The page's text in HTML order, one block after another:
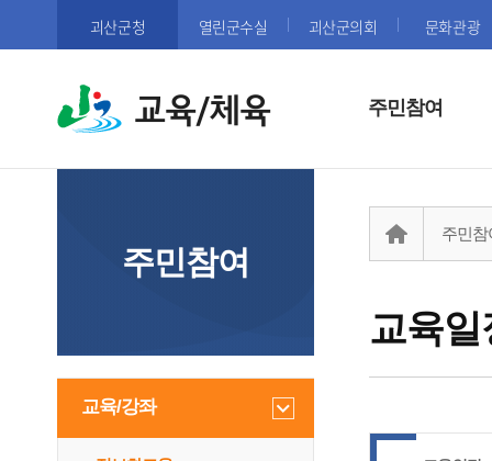
괴산군청 열린군수실 괴산군의회 문화관광
교육/체육 주민참여
주민참여
교육/강좌
교육일
주민참